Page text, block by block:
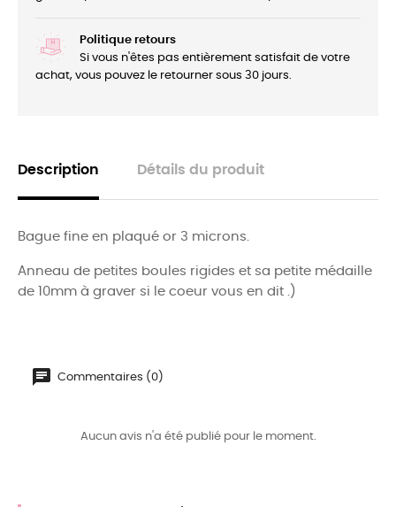
Politique retours
Si vous n'êtes pas entièrement satisfait de votre
achat, vous pouvez le retourner sous 30 jours.
Description Détails du produit
Bague fine en plaqué or 3 microns.
Anneau de petites boules rigides et sa petite médaille
de 10mm à graver si le coeur vous en dit .)
Commentaires (0)
Aucun avis n'a été publié pour le moment.